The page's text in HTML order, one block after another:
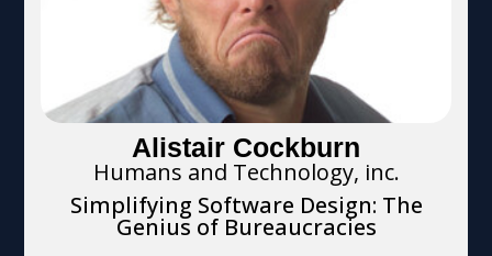
Alistair Cockburn
Humans and Technology, inc.
Simplifying Software Design: The
Genius of Bureaucracies